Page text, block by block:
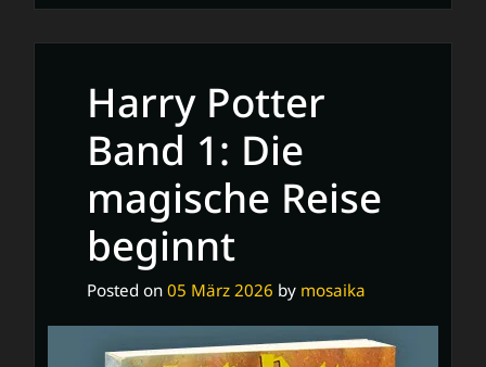
lustigen
Abenteuer
den
Gates
Büchern:
Ein
für
Kinder
Harry Potter
Band 1: Die
magische Reise
beginnt
Posted on 05 März 2026 by mosaika